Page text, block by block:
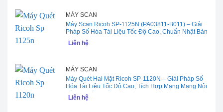
MÁY SCAN
Máy Scan Ricoh SP-1125N (PA03811-B011) – Giải
Pháp Số Hóa Tài Liệu Tốc Độ Cao, Chuẩn Nhật Bản
Liên hệ
MÁY SCAN
Máy Quét Hai Mặt Ricoh SP-1120N – Giải Pháp Số
Hóa Tài Liệu Tốc Độ Cao, Tích Hợp Mạng Mạng Nội
Bộ Cho Văn Phòng
Liên hệ